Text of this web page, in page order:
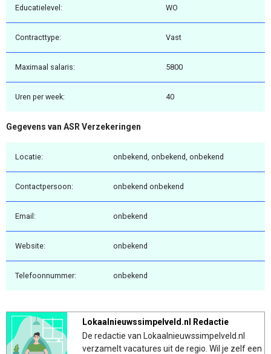
Educatielevel: WO
Contracttype: Vast
Maximaal salaris: 5800
Uren per week: 40
Gegevens van ASR Verzekeringen
Locatie: onbekend, onbekend, onbekend
Contactpersoon: onbekend onbekend
Email: onbekend
Website: onbekend
Telefoonnummer: onbekend
Lokaalnieuwssimpelveld.nl Redactie
De redactie van Lokaalnieuwssimpelveld.nl
verzamelt vacatures uit de regio. Wil je zelf een